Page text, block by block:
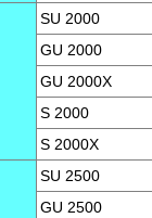
SU 2000
GU 2000
GU 2000X
S 2000
S 2000X
SU 2500
GU 2500